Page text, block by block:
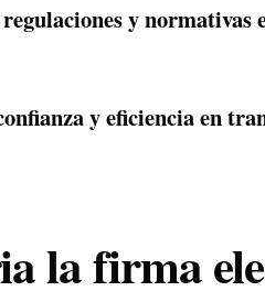
y normativas
y eficiencia en
la firma